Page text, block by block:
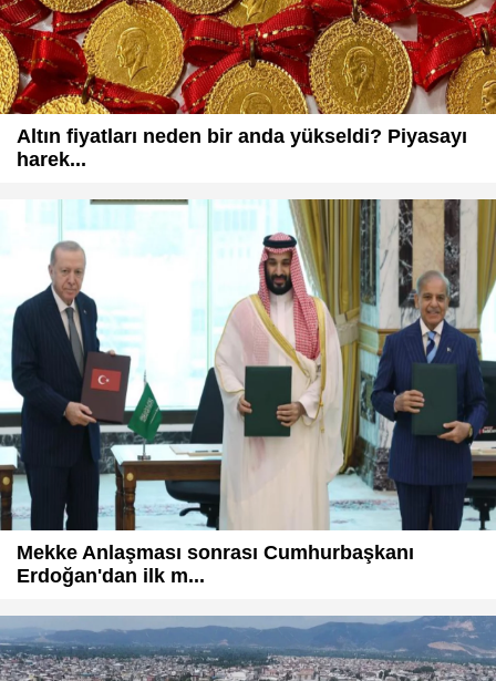
Altın fiyatları neden bir anda yükseldi? Piyasayı
harek...
Mekke Anlaşması sonrası Cumhurbaşkanı
Erdoğan'dan ilk m...